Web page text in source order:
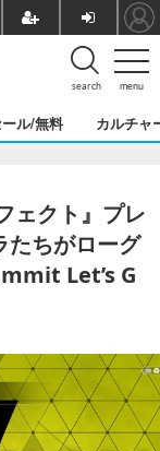
menu
search
ール/無料 カルチャ
ェクト』プレ
たちがローグ
Let’s G